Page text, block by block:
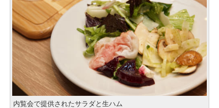
内覧会で提供されたサラダと生ハム